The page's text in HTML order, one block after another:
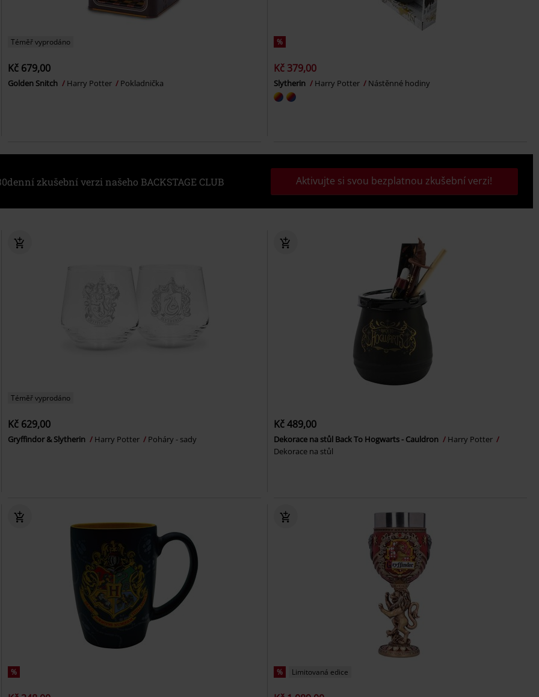
Téměř vyprodáno
Kč 679,00
Golden Snitch Harry Potter Pokladnička
%
Kč 379,00
Slytherin Harry Potter Nástěnné hodiny
zkušební verzi našeho BACKSTAGE CLUB Aktivujte si svou bezplatnou zkušební verzi!
Téměř vyprodáno
Kč 629,00
Gryffindor & Slytherin Harry Potter Poháry - sady
Kč 489,00
Dekorace na stůl Back To Hogwarts - Cauldron
Harry Potter
Dekorace na stůl
% % Limitovaná edice